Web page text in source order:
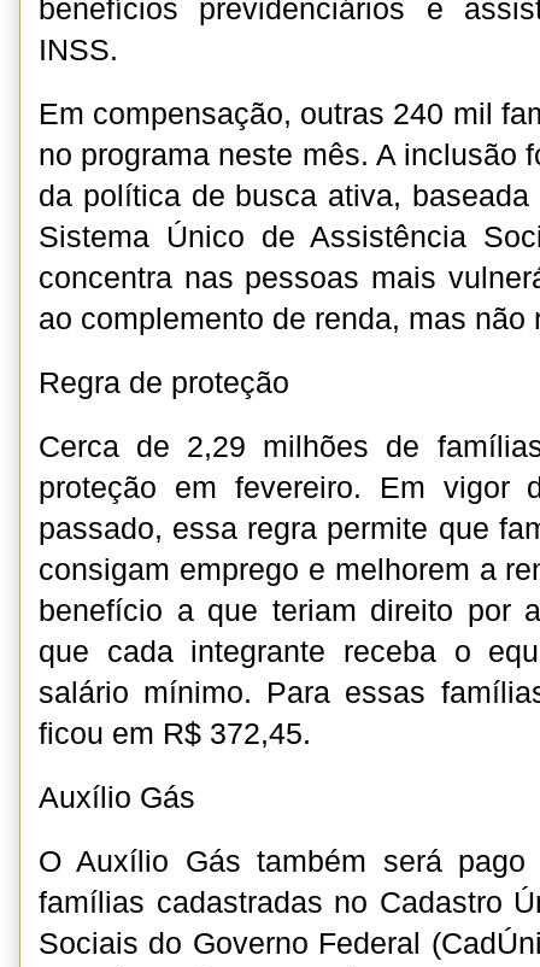
benefícios previdenciários e
INSS.
Em compensação, outras 240 mil
no programa neste mês. A inclusão
da política de busca ativa, baseada
Sistema Único de Assistência
concentra nas pessoas mais
ao complemento de renda, mas não
Regra de proteção
Cerca de 2,29 milhões de
proteção em fevereiro. Em vigor
passado, essa regra permite que
consigam emprego e melhorem a
benefício a que teriam direito por
que cada integrante receba o
salário mínimo. Para essas
ficou em R$ 372,45.
Auxílio Gás
O Auxílio Gás também será pago
famílias cadastradas no Cadastro
Sociais do Governo Federal